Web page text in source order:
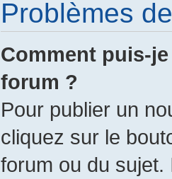
Problèmes
Comment puis-
forum ?
Pour publier un
cliquez sur le
forum ou du